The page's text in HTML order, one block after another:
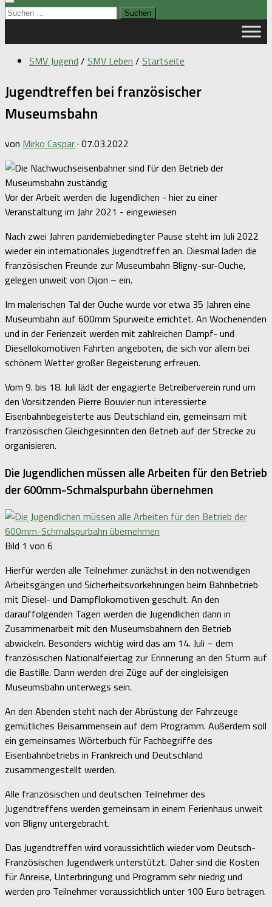
Suchen
SMV Jugend / SMV Leben / Startseite
Jugendtreffen bei französischer
Museumsbahn
von Mirko Caspar· 07.03.2022
Vor der Arbeit werden die Jugendlichen - hier zu einer
Veranstaltung im Jahr 2021 - eingewiesen
Nach zwei Jahren pandemiebedingter Pause steht im Juli 2022
wieder ein internationales Jugendtreffen an. Diesmal laden die
französischen Freunde zur Museumbahn Bligny-sur-Ouche,
gelegen unweit von Dijon – ein.
Im malerischen Tal der Ouche wurde vor etwa 35 Jahren eine
Museumbahn auf 600mm Spurweite errichtet. An Wochenenden
und in der Ferienzeit werden mit zahlreichen Dampf- und
Diesellokomotiven Fahrten angeboten, die sich vor allem bei
schönem Wetter großer Begeisterung erfreuen.
Vom 9. bis 18. Juli lädt der engagierte Betreiberverein rund um
den Vorsitzenden Pierre Bouvier nun interessierte
Eisenbahnbegeisterte aus Deutschland ein, gemeinsam mit
französischen Gleichgesinnten den Betrieb auf der Strecke zu
organisieren.
Die Jugendlichen müssen alle Arbeiten für den Betrieb
der 600mm-Schmalspurbahn übernehmen
Bild 1 von 6
Hierfür werden alle Teilnehmer zunächst in den notwendigen
Arbeitsgängen und Sicherheitsvorkehrungen beim Bahnbetrieb
mit Diesel- und Dampflokomotiven geschult. An den
darauffolgenden Tagen werden die Jugendlichen dann in
Zusammenarbeit mit den Museumsbahnern den Betrieb
abwickeln. Besonders wichtig wird das am 14. Juli – dem
französischen Nationalfeiertag zur Erinnerung an den Sturm auf
die Bastille. Dann werden drei Züge auf der eingleisigen
Museumsbahn unterwegs sein.
An den Abenden steht nach der Abrüstung der Fahrzeuge
gemütliches Beisammensein auf dem Programm. Außerdem soll
ein gemeinsames Wörterbuch für Fachbegriffe des
Eisenbahnbetriebs in Frankreich und Deutschland
zusammengestellt werden.
Alle französischen und deutschen Teilnehmer des
Jugendtreffens werden gemeinsam in einem Ferienhaus unweit
von Bligny untergebracht.
Das Jugendtreffen wird voraussichtlich wieder vom Deutsch-
Französischen Jugendwerk unterstützt. Daher sind die Kosten
für Anreise, Unterbringung und Programm sehr niedrig und
werden pro Teilnehmer voraussichtlich unter 100 Euro betragen.